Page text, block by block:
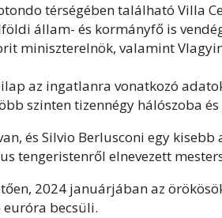
térségében található Villa
állam- és kormányfő is
miniszterelnök, valamint
az ingatlanra vonatkozó
szinten tizennégy hálószoba
és Silvio Berlusconi egy
tengeristenről elnevezett
2024 januárjában az
becsüli.